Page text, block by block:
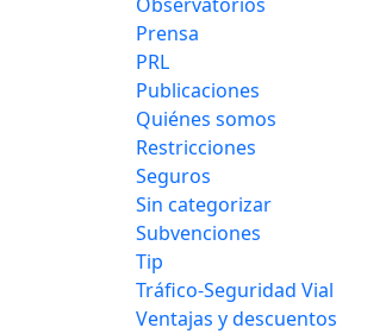
Prensa
PRL
Publicaciones
Quiénes somos
Restricciones
Seguros
Sin categorizar
Subvenciones
Tip
Tráfico-Seguridad Vial
Ventajas y descuentos